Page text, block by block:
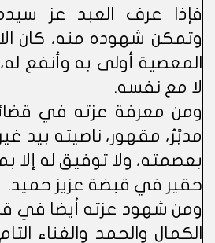
فإذا عرف العبد عز
وتمكن شهوده منه، كان
المعصية أولى به وأنفع له،
لا مع نفسه.
ومن معرفة عزته في
مدبَّرٌ، مقهور، ناصيته بيد
بعصمته، ولا توفيق له إلا
حقير في قبضة عزيز حميد.
ومن شهود عزته أيضا في
الكمال والحمد والغناء